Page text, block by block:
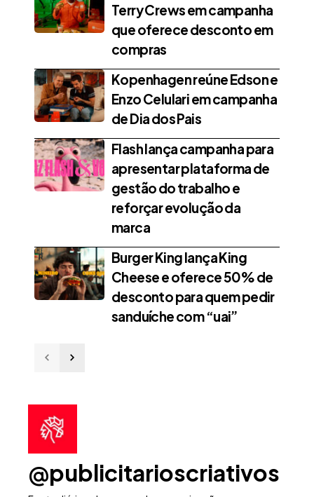
Terry Crews em campanha
que oferece desconto em
compras
Kopenhagen reúne Edson e
Enzo Celulari em campanha
de Dia dos Pais
Flash lança campanha para
apresentar plataforma de
gestão do trabalho e
reforçar evolução da
marca
Burger King lança King
Cheese e oferece 50% de
desconto para quem pedir
sanduíche com “uai”
@publicitarioscriativos